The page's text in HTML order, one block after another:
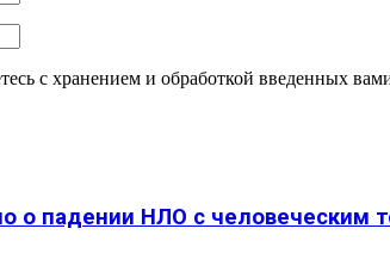
с хранением и обработкой введенных
о падении НЛО с человеческим